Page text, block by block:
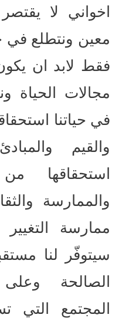
اخواني لا
معين ونتطلع في
فقط لابد ان
مجالات
في حياتنا
والقيم
استحقاقها من
والممارسة
ممارسة التغيير
سيتوفّر لنا
الصالحة
المجتمع التي